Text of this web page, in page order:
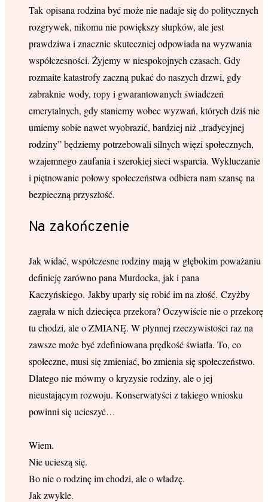
Tak opisana rodzina być może nie nadaje się do politycznych
rozgrywek, nikomu nie powiększy słupków, ale jest
prawdziwa i znacznie skuteczniej odpowiada na wyzwania
współczesności. Żyjemy w niespokojnych czasach. Gdy
rozmaite katastrofy zaczną pukać do naszych drzwi, gdy
zabraknie wody, ropy i gwarantowanych świadczeń
emerytalnych, gdy staniemy wobec wyzwań, których dziś nie
umiemy sobie nawet wyobrazić, bardziej niż „tradycyjnej
rodziny” będziemy potrzebowali silnych więzi społecznych,
wzajemnego zaufania i szerokiej sieci wsparcia. Wykluczanie
i piętnowanie połowy społeczeństwa odbiera nam szansę na
bezpieczną przyszłość.
Na zakończenie
Jak widać, współczesne rodziny mają w głębokim poważaniu
definicję zarówno pana Murdocka, jak i pana
Kaczyńskiego. Jakby uparły się robić im na złość. Czyżby
zagrała w nich dziecięca przekora? Oczywiście nie o przekorę
tu chodzi, ale o ZMIANĘ. W płynnej rzeczywistości raz na
zawsze może być zdefiniowana prędkość światła. To, co
społeczne, musi się zmieniać, bo zmienia się społeczeństwo.
Dlatego nie mówmy o kryzysie rodziny, ale o jej
nieustającym rozwoju. Konserwatyści z takiego wniosku
powinni się ucieszyć…
Wiem.
Nie ucieszą się.
Bo nie o rodzinę im chodzi, ale o władzę.
Jak zwykle.